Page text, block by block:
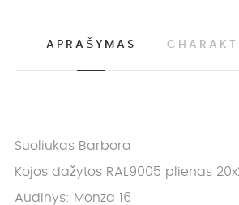
APRAŠYMAS
Suoliukas Barbora
Kojos dažytos RAL9005 plienas
Audinys: Monza 16